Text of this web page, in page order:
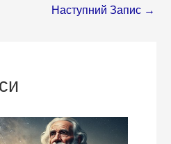
Наступний Запис →